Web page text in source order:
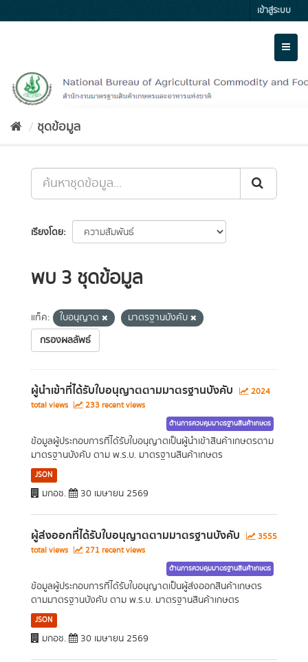
to
เข้าสู่ระบบ
ชุดข้อมูล
เรียงโดย
พบ 3 ชุดข้อมูล
แท็ค: ใบอนุญาต
มาตรฐานบังคับ
กรองผลลัพธ์
ผู้นำเข้าที่ได้รับใบอนุญาตตามมาตรฐานบังคับ
2024
total views
233 recent views
ด้านการควบคุมมาตรฐานสินค้าเกษตร
ข้อมูลผู้ประกอบการที่ได้รับใบอนุญาตเป็นผู้นำเข้าสินค้าเกษตรตาม
มาตรฐานบังคับ ตาม พ.ร.บ. มาตรฐานสินค้าเกษตร
JSON
มกอช. 30 เมษายน 2569
ผู้ส่งออกที่ได้รับใบอนุญาตตามมาตรฐานบังคับ
3555
total views
271 recent views
ด้านการควบคุมมาตรฐานสินค้าเกษตร
ข้อมูลผู้ประกอบการที่ได้รับใบอนุญาตเป็นผู้ส่งออกสินค้าเกษตร
ตามมาตรฐานบังคับ ตาม พ.ร.บ. มาตรฐานสินค้าเกษตร
JSON
มกอช. 30 เมษายน 2569